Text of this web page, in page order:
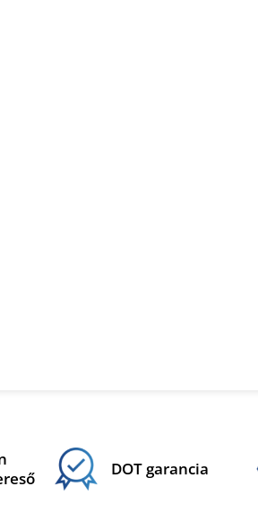
DOT garancia